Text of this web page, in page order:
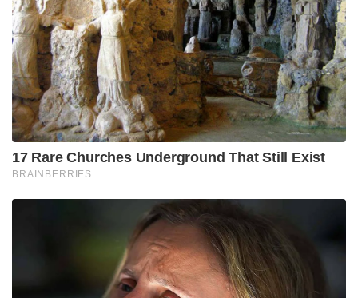
17 Rare Churches Underground That Still Exist
BRAINBERRIES